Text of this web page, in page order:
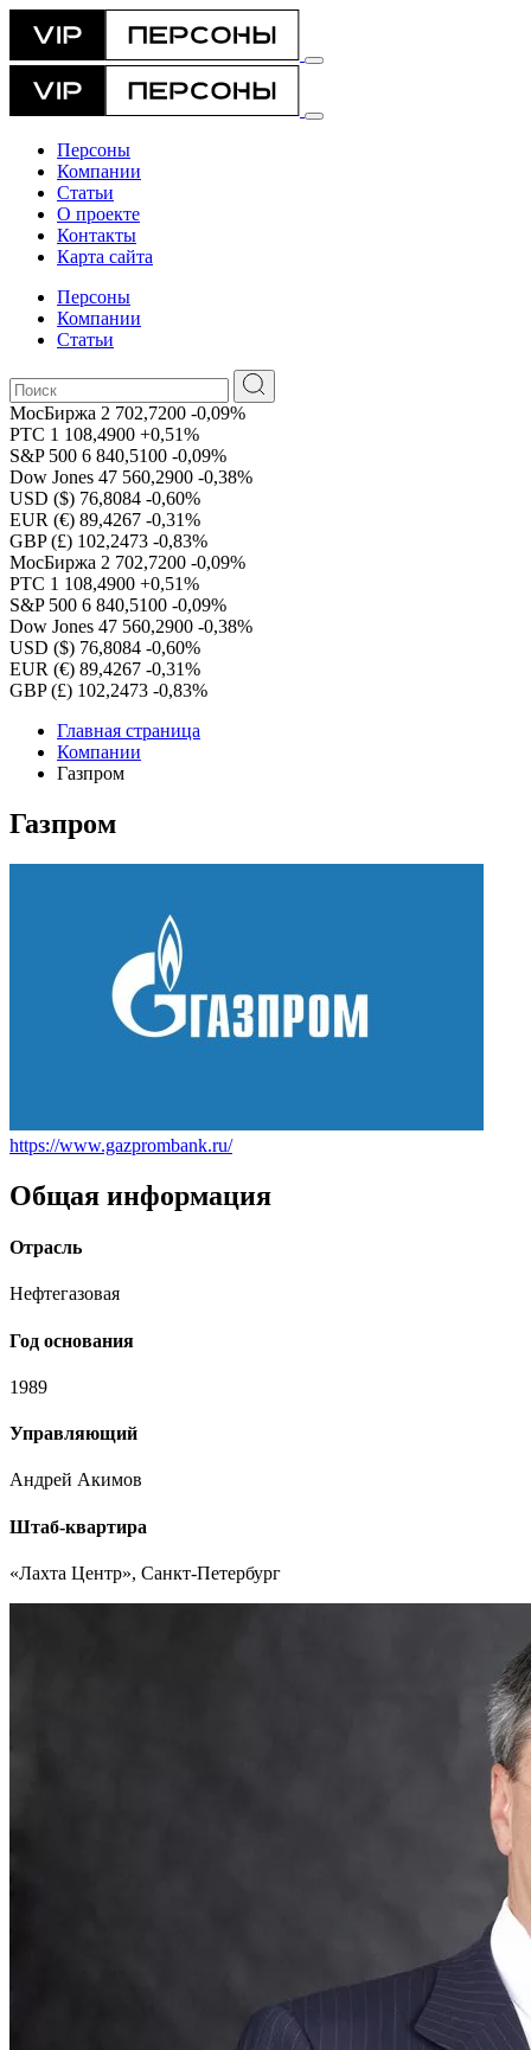
Персоны
Компании
Статьи
О проекте
Контакты
Карта сайта
Персоны
Компании
Статьи
МосБиржа 2 702,7200 -0,09%
РТС 1 108,4900 +0,51%
S&P 500 6 840,5100 -0,09%
Dow Jones 47 560,2900 -0,38%
USD ($) 76,8084 -0,60%
EUR (€) 89,4267 -0,31%
GBP (£) 102,2473 -0,83%
МосБиржа 2 702,7200 -0,09%
РТС 1 108,4900 +0,51%
S&P 500 6 840,5100 -0,09%
Dow Jones 47 560,2900 -0,38%
USD ($) 76,8084 -0,60%
EUR (€) 89,4267 -0,31%
GBP (£) 102,2473 -0,83%
Главная страница
Компании
Газпром
Газпром
https://www.gazprombank.ru/
Общая информация
Отрасль
Нефтегазовая
Год основания
1989
Управляющий
Андрей Акимов
Штаб-квартира
«Лахта Центр», Санкт-Петербург